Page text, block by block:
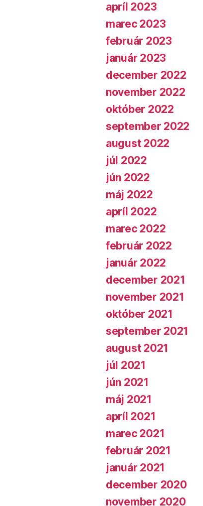
apríl 2023
marec 2023
február 2023
január 2023
december 2022
november 2022
október 2022
september 2022
august 2022
júl 2022
jún 2022
máj 2022
apríl 2022
marec 2022
február 2022
január 2022
december 2021
november 2021
október 2021
september 2021
august 2021
júl 2021
jún 2021
máj 2021
apríl 2021
marec 2021
február 2021
január 2021
december 2020
november 2020